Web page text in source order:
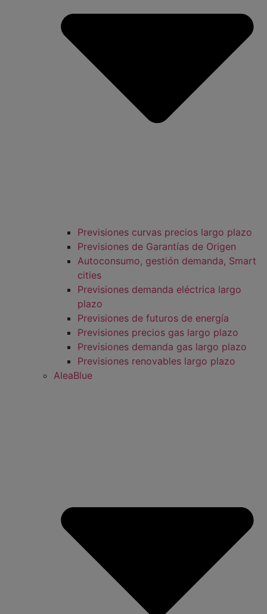
Previsiones curvas precios largo plazo
Previsiones de Garantías de Origen
Autoconsumo, gestión demanda, Smart
cities
Previsiones demanda eléctrica largo
plazo
Previsiones de futuros de energía
Previsiones precios gas largo plazo
Previsiones demanda gas largo plazo
Previsiones renovables largo plazo
AleaBlue